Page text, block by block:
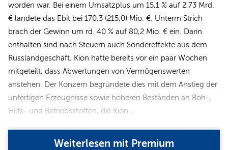
worden war. Bei einem Umsatzplus um 15,1 % auf 2,73 Mrd.
€ landete das Ebit bei 170,3 (215,0) Mio. €. Unterm Strich
brach der Gewinn um rd. 40 % auf 80,2 Mio. € ein. Darin
enthalten sind nach Steuern auch Sondereffekte aus dem
Russlandgeschäft. Kion hatte bereits vor ein paar Wochen
mitgeteilt, dass Abwertungen von Vermögenswerten
anstehen. Der Konzern begründete dies mit dem Anstieg der
unfertigen Erzeugnisse sowie höheren Beständen an Roh-,
Hilfs- und Betriebsstoffen, die Kion…
Weiterlesen mit Premium